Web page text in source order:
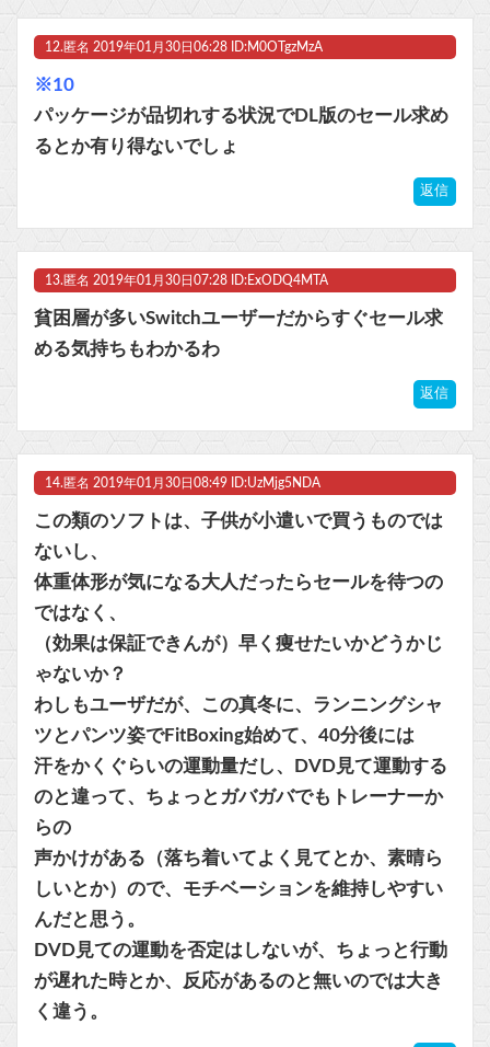
12. 匿名 2019年01月30日06:28 ID:M0OTgzMzA
※10
パッケージが品切れする状況でDL版のセール求め
るとか有り得ないでしょ
返信
13. 匿名 2019年01月30日07:28 ID:ExODQ4MTA
貧困層が多いSwitchユーザーだからすぐセール求
める気持ちもわかるわ
返信
14. 匿名 2019年01月30日08:49 ID:UzMjg5NDA
この類のソフトは、子供が小遣いで買うものでは
ないし、
体重体形が気になる大人だったらセールを待つの
ではなく、
（効果は保証できんが）早く痩せたいかどうかじ
ゃないか？
わしもユーザだが、この真冬に、ランニングシャ
ツとパンツ姿でFitBoxing始めて、40分後には
汗をかくぐらいの運動量だし、DVD見て運動する
のと違って、ちょっとガバガバでもトレーナーか
らの
声かけがある（落ち着いてよく見てとか、素晴ら
しいとか）ので、モチベーションを維持しやすい
んだと思う。
DVD見ての運動を否定はしないが、ちょっと行動
が遅れた時とか、反応があるのと無いのでは大き
く違う。